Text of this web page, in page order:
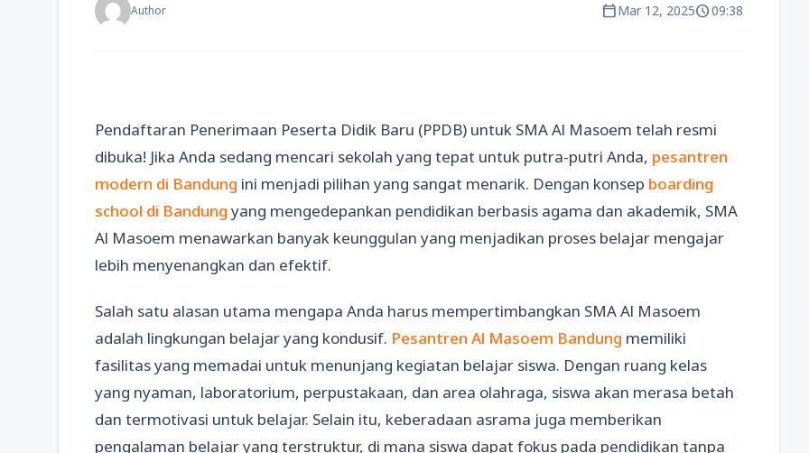
Author calendar_todayMar 12, 2025schedule09:38
Pendaftaran Penerimaan Peserta Didik Baru (PPDB) untuk SMA Al Masoem telah resmi
dibuka! Jika Anda sedang mencari sekolah yang tepat untuk putra-putri Anda, pesantren
modern di Bandung ini menjadi pilihan yang sangat menarik. Dengan konsep boarding
school di Bandung yang mengedepankan pendidikan berbasis agama dan akademik, SMA
Al Masoem menawarkan banyak keunggulan yang menjadikan proses belajar mengajar
lebih menyenangkan dan efektif.
Salah satu alasan utama mengapa Anda harus mempertimbangkan SMA Al Masoem
adalah lingkungan belajar yang kondusif. Pesantren Al Masoem Bandung memiliki
fasilitas yang memadai untuk menunjang kegiatan belajar siswa. Dengan ruang kelas
yang nyaman, laboratorium, perpustakaan, dan area olahraga, siswa akan merasa betah
dan termotivasi untuk belajar. Selain itu, keberadaan asrama juga memberikan
pengalaman belajar yang terstruktur, di mana siswa dapat fokus pada pendidikan tanpa